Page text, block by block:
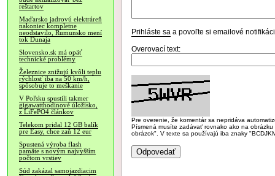
reštartov
Maďarsko jadrovú elektráreň
nakoniec kompletne
neodstavilo, Rumunsko mení
tok Dunaja
Slovensko.sk má opäť
technické problémy
Železnice znižujú kvôli teplu
rýchlosť iba na 50 km/h,
spôsobuje to meškanie
V Poľsku spustili takmer
gigawatthodinové úložisko,
z LiFePO4 článkov
Telekom pridal 12 GB balík
pre Easy, chce zaň 12 eur
Spustená výroba flash
pamäte s novým najvyšším
počtom vrstiev
Súd zakázal samojazdiacim
Prihláste sa a povoľte si emailové
Overovací text:
Pre overenie, že komentár sa nepridáva
Písmená musíte zadávať rovnako ako na
obrázok". V texte sa používajú iba znaky